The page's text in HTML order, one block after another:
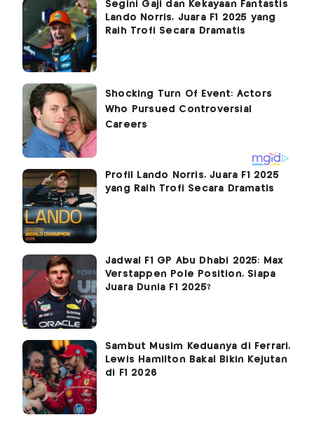
Segini Gaji dan Kekayaan Fantastis
Lando Norris, Juara F1 2025 yang
Raih Trofi Secara Dramatis
Profil Lando Norris, Juara F1 2025
yang Raih Trofi Secara Dramatis
Jadwal F1 GP Abu Dhabi 2025: Max
Verstappen Pole Position, Siapa
Juara Dunia F1 2025?
Sambut Musim Keduanya di Ferrari,
Lewis Hamilton Bakal Bikin Kejutan
di F1 2026